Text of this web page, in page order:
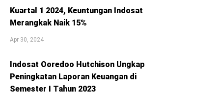
Kuartal 1 2024, Keuntungan Indosat
Merangkak Naik 15%
Apr 30, 2024
Indosat Ooredoo Hutchison Ungkap
Peningkatan Laporan Keuangan di
Semester I Tahun 2023